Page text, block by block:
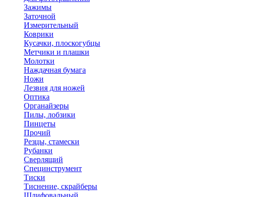
Зажимы
Заточной
Измерительный
Коврики
Кусачки, плоскогубцы
Метчики и плашки
Молотки
Наждачная бумага
Ножи
Лезвия для ножей
Оптика
Органайзеры
Пилы, лобзики
Пинцеты
Прочий
Резцы, стамески
Рубанки
Сверлящий
Специнструмент
Тиски
Тиснение, скрайберы
Шлифовальный